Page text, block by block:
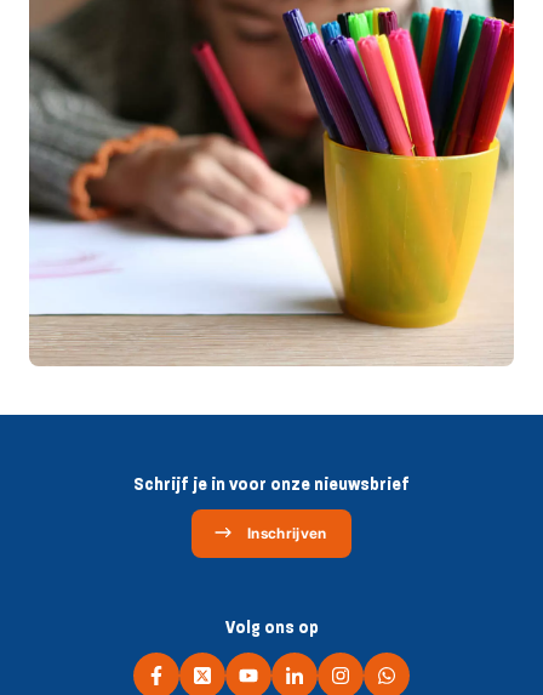
Schrijf je in voor onze nieuwsbrief
Inschrijven
Volg ons op